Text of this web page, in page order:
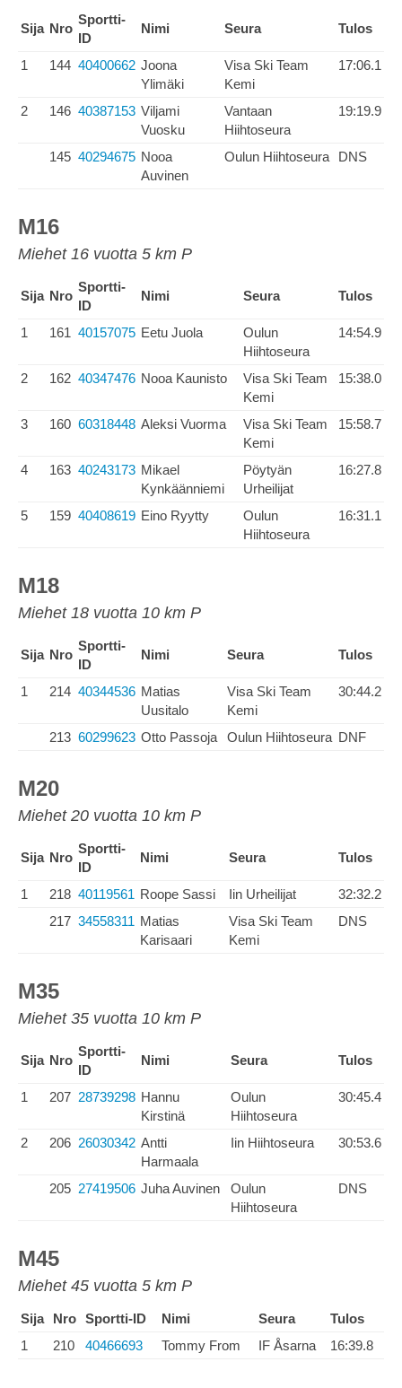
Sija Nro
Sportti-
ID
Nimi Seura Tulos
1 144 40400662 Joona
Ylimäki
Visa Ski Team
Kemi
17:06.1
2 146 40387153 Viljami
Vuosku
Vantaan
Hiihtoseura
19:19.9
145 40294675 Nooa
Auvinen
Oulun Hiihtoseura DNS
M16
Miehet 16 vuotta 5 km P
Sija Nro
Sportti-
ID
Nimi Seura Tulos
1 161 40157075 Eetu Juola
Oulun
Hiihtoseura
14:54.9
2 162 40347476 Nooa Kaunisto
Visa Ski Team
Kemi
15:38.0
3 160 60318448 Aleksi Vuorma
Visa Ski Team
Kemi
15:58.7
4 163 40243173 Mikael
Kynkäänniemi
Pöytyän
Urheilijat
16:27.8
5 159 40408619 Eino Ryytty
Oulun
Hiihtoseura
16:31.1
M18
Miehet 18 vuotta 10 km P
Sija Nro
Sportti-
ID
Nimi Seura Tulos
1 214 40344536 Matias
Uusitalo
Visa Ski Team
Kemi
30:44.2
213 60299623 Otto Passoja Oulun Hiihtoseura DNF
M20
Miehet 20 vuotta 10 km P
Sija Nro
Sportti-
ID
Nimi Seura Tulos
1 218 40119561 Roope Sassi Iin Urheilijat
32:32.2
217 34558311 Matias
Karisaari
Visa Ski Team
Kemi
DNS
M35
Miehet 35 vuotta 10 km P
Sija Nro
Sportti-
ID
Nimi Seura Tulos
1 207 28739298 Hannu
Kirstinä
Oulun
Hiihtoseura
30:45.4
2 206 26030342 Antti
Harmaala
Iin Hiihtoseura 30:53.6
205 27419506 Juha Auvinen
Oulun
Hiihtoseura
DNS
M45
Miehet 45 vuotta 5 km P
Sija Nro Sportti-ID Nimi Seura
Tulos
1
210 40466693 Tommy From IF Åsarna 16:39.8